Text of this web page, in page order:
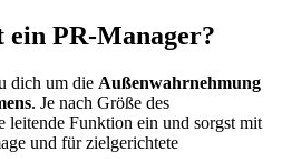
PR-Manager?
dich um die Außenwahrnehmung
. Je nach Größe des
leitende Funktion ein und sorgst mit
und für zielgerichtete